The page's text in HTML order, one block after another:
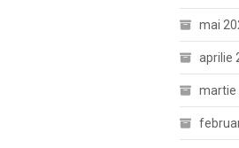
mai
aprilie
martie